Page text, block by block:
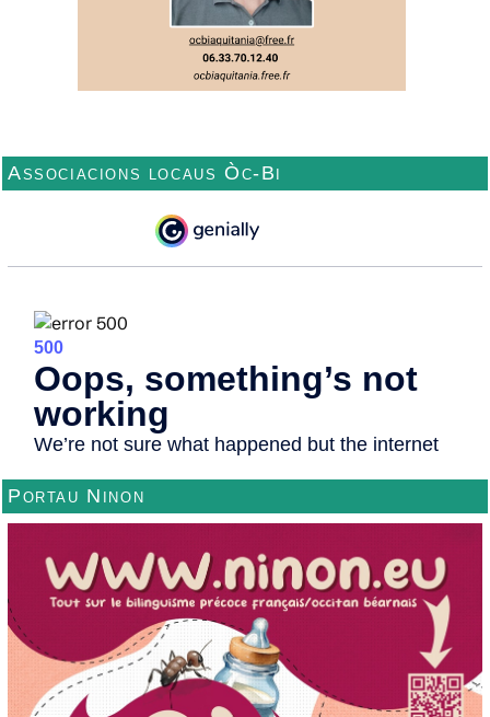
Associacions locaus Òc-Bi
Portau Ninon